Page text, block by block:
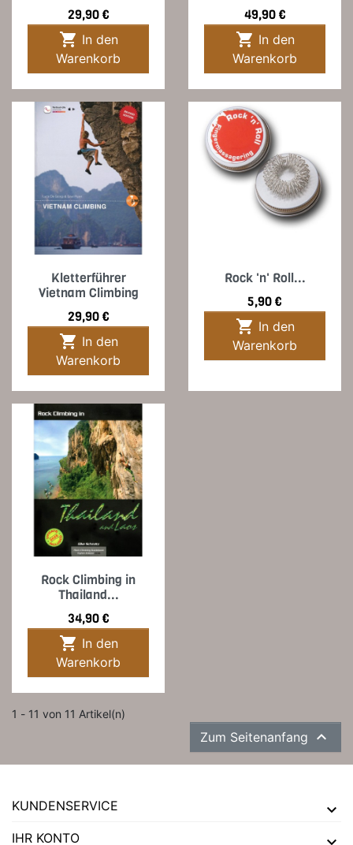
Preis
29,90 €

Warenkorb
Preis
49,90 €

Warenkorb
Kletterführer
Vietnam Climbing
Preis
29,90 €

Warenkorb
Rock 'n' Roll...
Preis
5,90 €

Warenkorb
Rock Climbing in
Thailand...
Preis
34,90 €

Warenkorb
1 - 11 von 11 Artikel(n)
Zum Seitenanfang 
KUNDENSERVICE
IHR KONTO